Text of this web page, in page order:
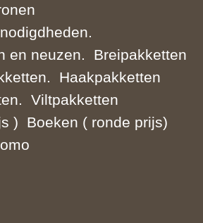
en neuzen.
Breipakketten
Haakpakketten
Viltpakketten
)
Boeken ( ronde prijs)